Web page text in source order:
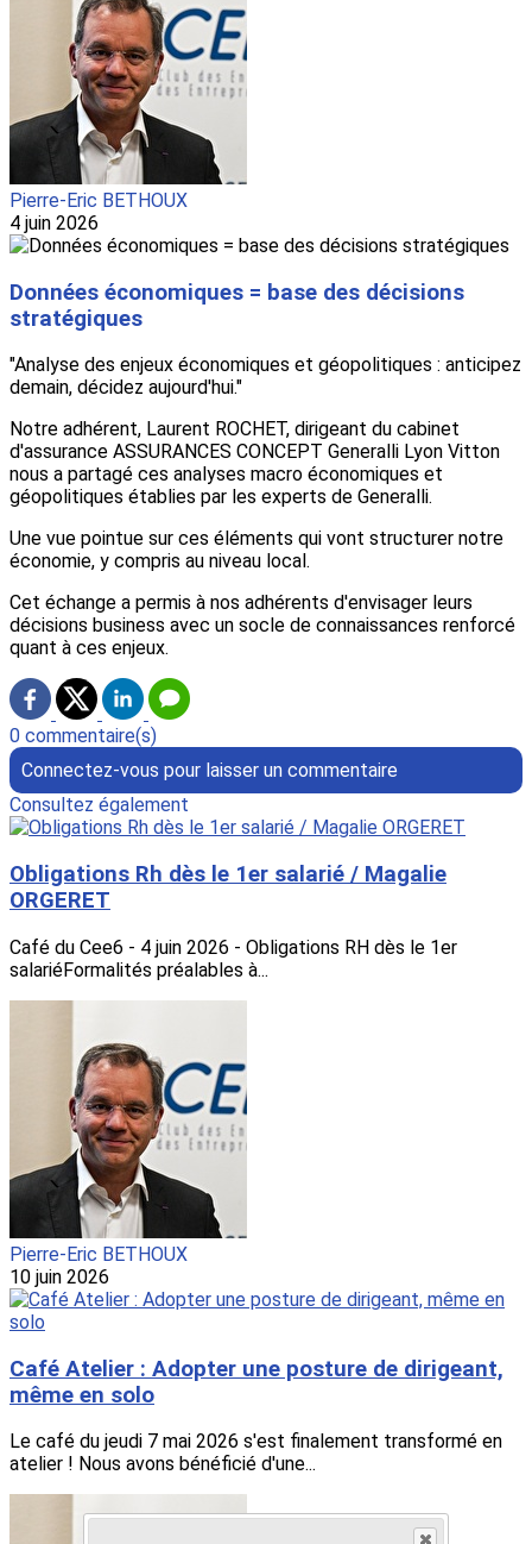
Pierre-Eric BETHOUX
4 juin 2026
Données économiques = base des décisions
stratégiques
"Analyse des enjeux économiques et géopolitiques : anticipez
demain, décidez aujourd'hui."
Notre adhérent, Laurent ROCHET, dirigeant du cabinet
d'assurance ASSURANCES CONCEPT Generalli Lyon Vitton
nous a partagé ces analyses macro économiques et
géopolitiques établies par les experts de Generalli.
Une vue pointue sur ces éléments qui vont structurer notre
économie, y compris au niveau local.
Cet échange a permis à nos adhérents d'envisager leurs
décisions business avec un socle de connaissances renforcé
quant à ces enjeux.
0 commentaire(s)
Connectez-vous pour laisser un commentaire
Consultez également
Obligations Rh dès le 1er salarié / Magalie
ORGERET
Café du Cee6 - 4 juin 2026 - Obligations RH dès le 1er
salariéFormalités préalables à...
Pierre-Eric BETHOUX
10 juin 2026
Café Atelier : Adopter une posture de dirigeant,
même en solo
Le café du jeudi 7 mai 2026 s'est finalement transformé en
atelier ! Nous avons bénéficié d'une...